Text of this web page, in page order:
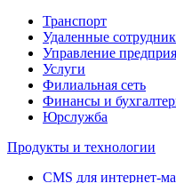
Транспорт
Удаленные
Управление
Услуги
Филиальная сеть
Финансы и
Юрслужба
Продукты и технологии
CMS для интернет-